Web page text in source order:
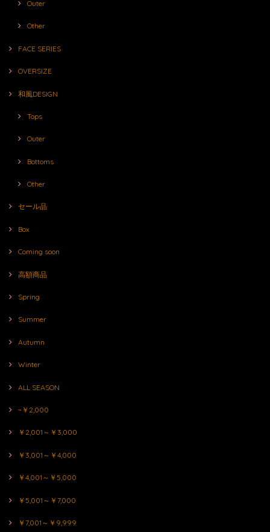
Outer
Other
FACE SERIES
OVERSIZE
和風DESIGN
Tops
Outer
Bottoms
Other
セール品
Box
Coming soon
高額商品
Spring
Summer
Autumn
Winter
ALL SEASON
~￥2,000
￥2,001～￥3,000
￥3,001～￥4,000
￥4,001～￥5,000
￥5,001～￥7,000
￥7,001～￥9,999